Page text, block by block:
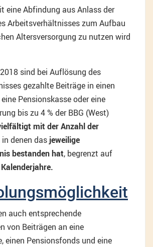
eine Abfindung aus Anlass der
Arbeitsverhältnisses zum Aufbau
Altersversorgung zu nutzen wird
sind bei Auflösung des
gezahlte Beiträge in einen
Pensionskasse oder eine
bis zu 4 % der BBG (West)
mit der Anzahl der
in denen das jeweilige
bestanden hat, begrenzt auf
auch entsprechende
von Beiträgen an eine
einen Pensionsfonds und eine